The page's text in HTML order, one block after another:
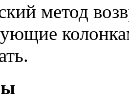
метод